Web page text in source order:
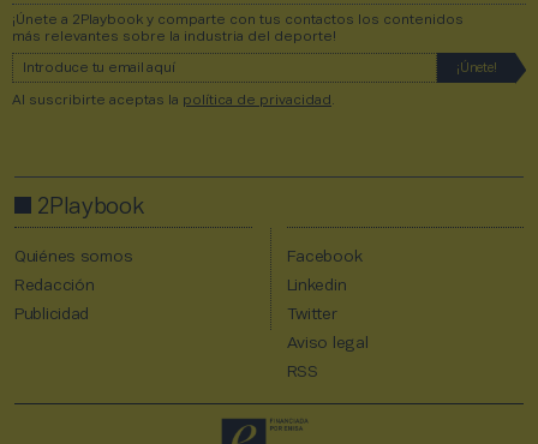
¡Únete a 2Playbook y comparte con tus contactos los contenidos
más relevantes sobre la industria del deporte!
Al suscribirte aceptas la política de privacidad .
2Playbook
Quiénes somos
Redacción
Publicidad
Facebook
Linkedin
Twitter
Aviso legal
RSS